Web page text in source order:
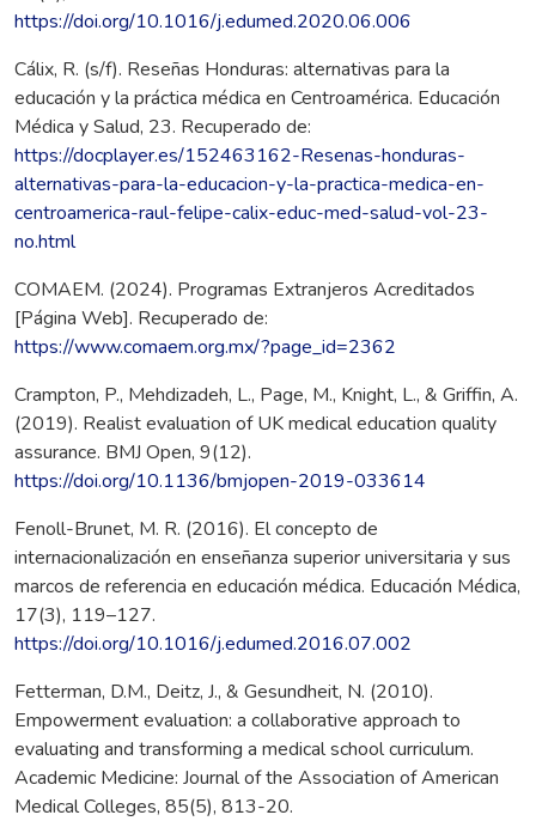
https://doi.org/10.1016/j.edumed.2020.06.006
Cálix, R. (s/f). Reseñas Honduras: alternativas para la
educación y la práctica médica en Centroamérica. Educación
Médica y Salud, 23. Recuperado de:
https://docplayer.es/152463162-Resenas-honduras-
alternativas-para-la-educacion-y-la-practica-medica-en-
centroamerica-raul-felipe-calix-educ-med-salud-vol-23-
no.html
COMAEM. (2024). Programas Extranjeros Acreditados
[Página Web]. Recuperado de:
https://www.comaem.org.mx/?page_id=2362
Crampton, P., Mehdizadeh, L., Page, M., Knight, L., & Griffin, A.
(2019). Realist evaluation of UK medical education quality
assurance. BMJ Open, 9(12).
https://doi.org/10.1136/bmjopen-2019-033614
Fenoll-Brunet, M. R. (2016). El concepto de
internacionalización en enseñanza superior universitaria y sus
marcos de referencia en educación médica. Educación Médica,
17(3), 119–127.
https://doi.org/10.1016/j.edumed.2016.07.002
Fetterman, D.M., Deitz, J., & Gesundheit, N. (2010).
Empowerment evaluation: a collaborative approach to
evaluating and transforming a medical school curriculum.
Academic Medicine: Journal of the Association of American
Medical Colleges, 85(5), 813-20.